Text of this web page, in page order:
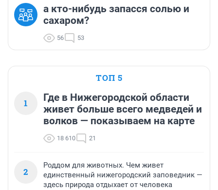
а кто-нибудь запасся солью и
сахаром?
56 53
ТОП 5
1
Где в Нижегородской области
живет больше всего медведей и
волков — показываем на карте
18 610 21
2
Роддом для животных. Чем живет
единственный нижегородский заповедник —
здесь природа отдыхает от человека